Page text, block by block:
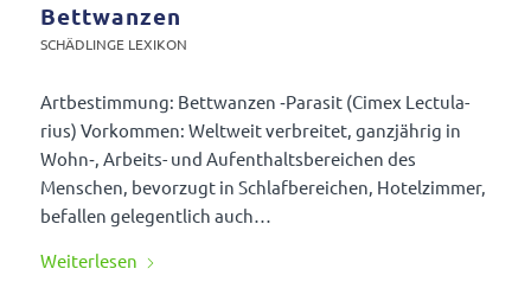
Bettwanzen
SCHÄD­LINGE LEXIKON
Artbe­stim­mung: Bett­wanzen ‑Parasit (Cimex Lectu­la­
rius) Vorkommen: Welt­weit verbreitet, ganz­jährig in
Wohn‑, Arbeits- und Aufent­halts­be­rei­chen des
Menschen, bevor­zugt in Schlaf­be­rei­chen, Hotel­zimmer,
befallen gele­gent­lich auch…
Weiter­lesen